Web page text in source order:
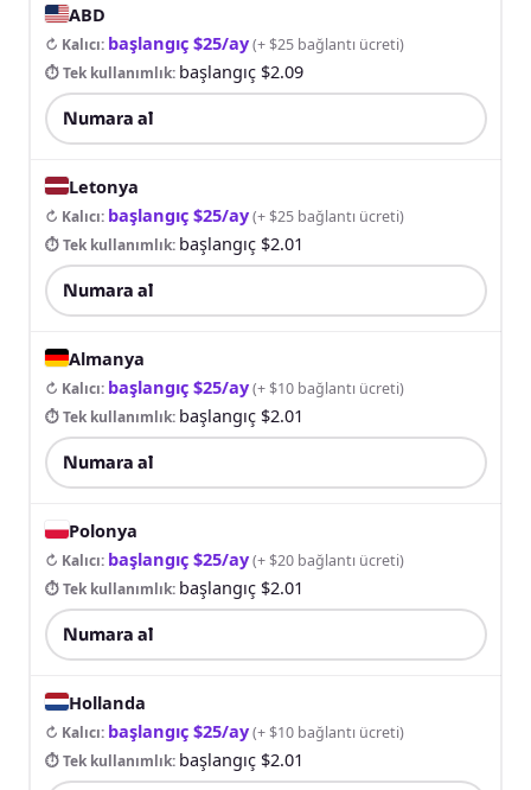
ABD
↻ Kalıcı: başlangıç $25/ay(+ $25 bağlantı ücreti)
⏱ Tek kullanımlık: başlangıç $2.09
Numara al
Letonya
↻ Kalıcı: başlangıç $25/ay(+ $25 bağlantı ücreti)
⏱ Tek kullanımlık: başlangıç $2.01
Numara al
Almanya
↻ Kalıcı: başlangıç $25/ay(+ $10 bağlantı ücreti)
⏱ Tek kullanımlık: başlangıç $2.01
Numara al
Polonya
↻ Kalıcı: başlangıç $25/ay(+ $20 bağlantı ücreti)
⏱ Tek kullanımlık: başlangıç $2.01
Numara al
Hollanda
↻ Kalıcı: başlangıç $25/ay(+ $10 bağlantı ücreti)
⏱ Tek kullanımlık: başlangıç $2.01